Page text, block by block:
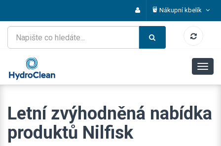
Nákupní kbelík
Letní zvýhodněná nabídka
produktů Nilfisk